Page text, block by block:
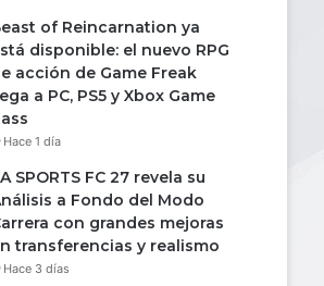
of Reincarnation ya
disponible: el nuevo RPG
acción de Game Freak
a PC, PS5 y Xbox Game
Hace 1 día
SPORTS FC 27 revela su
a Fondo del Modo
con grandes mejoras
transferencias y realismo
Hace 3 días